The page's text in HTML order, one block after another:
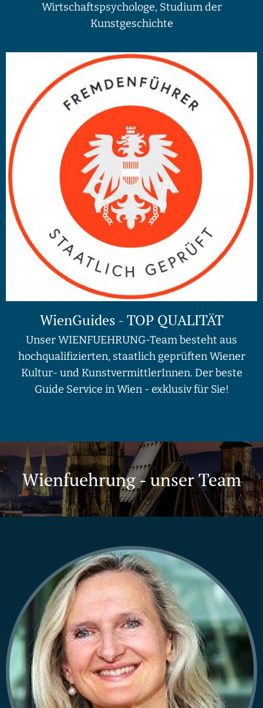
Wirtschaftspsychologe, Studium der
Kunstgeschichte
WienGuides - TOP QUALITÄT
Unser WIENFUEHRUNG-Team besteht aus
hochqualifizierten, staatlich geprüften Wiener
Kultur- und KunstvermittlerInnen. Der beste
Guide Service in Wien - exklusiv für Sie!
Wienfuehrung - unser Team